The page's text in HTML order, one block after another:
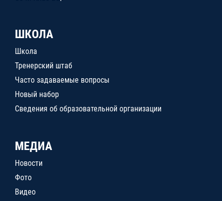
ШКОЛА
Школа
Тренерский штаб
Часто задаваемые вопросы
Новый набор
Сведения об образовательной организации
МЕДИА
Новости
Фото
Видео